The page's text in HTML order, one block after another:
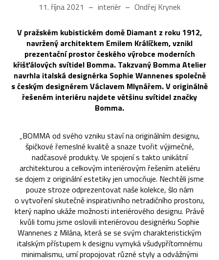
11. října 2021 interiér Ondřej Krynek
V pražském kubistickém domě Diamant z roku 1912,
navržený architektem Emilem Králíčkem, vznikl
prezentační prostor českého výrobce moderních
křišťálových svítidel Bomma. Takzvaný Bomma Atelier
navrhla italská designérka Sophie Wannenes společně
s českým designérem Václavem Mlynářem. V originálně
řešeném interiéru najdete většinu svítidel značky
Bomma.
„BOMMA od svého vzniku staví na originálním designu,
špičkové řemeslné kvalitě a snaze tvořit výjimečné,
nadčasové produkty. Ve spojení s takto unikátní
architekturou a celkovým interiérovým řešením ateliéru
se dojem z originální estetiky jen umocňuje. Nechtěli jsme
pouze stroze odprezentovat naše kolekce, šlo nám
o vytvoření skutečně inspirativního netradičního prostoru,
který naplno ukáže možnosti interiérového designu. Právě
kvůli tomu jsme oslovili interiérovou designérku Sophie
Wannenes z Milána, která se se svým charakteristickým
italským přístupem k designu vymyká všudypřítomnému
minimalismu, umí propojovat různé styly a odvážnými